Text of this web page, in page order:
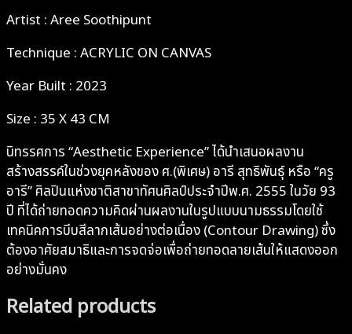
Artist : Aree Soothipunt
Technique : ACRYLIC ON CANVAS
Year Built : 2023
Size : 35 X 43 CM
นิทรรศการ “Aesthetic Experience” ได้นำเสนอผลงาน
สร้างสรรค์ในช่วงยุคหลังของ ศ.(พิเศษ) อารี สุทธิพันธุ์ หรือ “ครู
อารี” ศิลปินแห่งชาติสาขาทัศนศิลป์ประจำปีพ.ศ. 2555 ในวัย 93
ปี ที่ได้ถ่ายทอดความคิดผ่านผลงานในรูปแบบนามธรรมโดยใช้
เทคนิคการบีบสีลากเส้นอย่างต่อเนื่อง (Contour Drawing) ซึ่ง
ต้องอาศัยสมาธิและการจดจ่อเพื่อถ่ายทอดลายเส้นให้แสดงออก
อย่างมั่นคง
Related products